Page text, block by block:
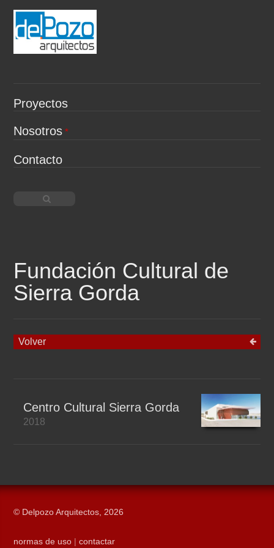
Proyectos
Nosotros
Contacto
Fundación Cultural de
Sierra Gorda
Volver
Centro Cultural Sierra Gorda
2018
© Delpozo Arquitectos, 2026
normas de uso |contactar